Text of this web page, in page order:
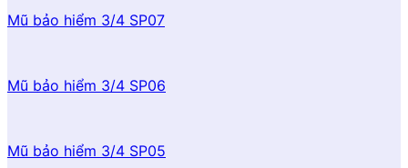
Mũ bảo hiểm 3/4 SP07
Mũ bảo hiểm 3/4 SP06
Mũ bảo hiểm 3/4 SP05